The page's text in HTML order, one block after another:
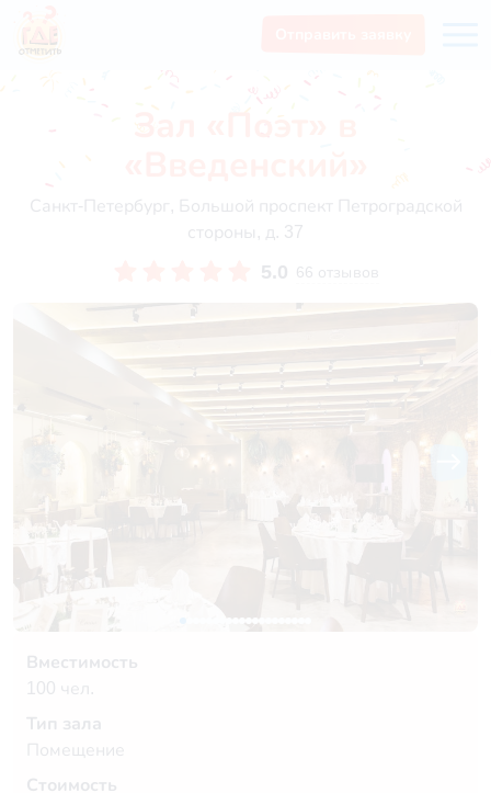
Зал «Поэт» в
Санкт-Петербург, Большой проспект Петроградской
стороны, д. 37
5.0 66 отзывов
Вместимость
100 чел.
Тип зала
Помещение
Стоимость